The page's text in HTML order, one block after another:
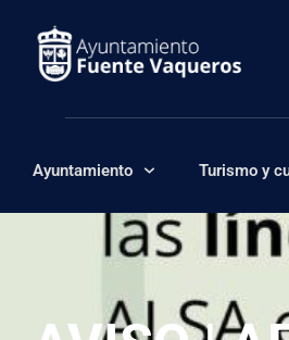
Ayuntamiento Turismo y